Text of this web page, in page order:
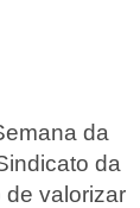
da
da
de valorizar